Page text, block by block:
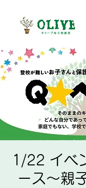
1/22 イベ
ース～親